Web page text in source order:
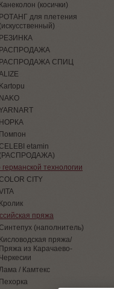
Канеколон (косички)
РОТАНГ для плетения
(искусственный)
PЕЗИНКА
РАСПРОДАЖА
РАСПРОДАЖА СПИЦ
Kartopu
NAKO
НОРКА
Помпон
etamin
(РАСПРОДАЖА)
германской технологии
CITY
Кролик
пряжа
(наполнитель)
Кисловодская пряжа/
Пряжа из Карачаево-
Черкесии
/ Камтекс
Пехорка